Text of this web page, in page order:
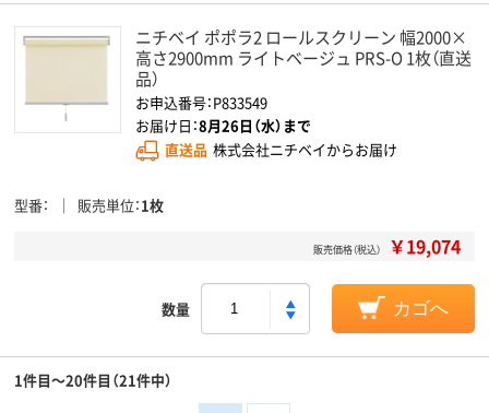
ニチベイ ポポラ2 ロールスクリーン 幅2000×
高さ2900mm ライトベージュ PRS-O 1枚（直送
品）
お申込番号：P833549
お届け日：8月26日（水）まで
直送品 株式会社ニチベイからお届け
型番 販売単位 1枚
販売価格（税込） ￥19,074
数量 カゴへ
1件目～20件目（21件中）